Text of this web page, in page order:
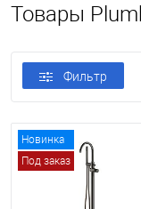
Товары
Фильтр
Новинка
Под заказ